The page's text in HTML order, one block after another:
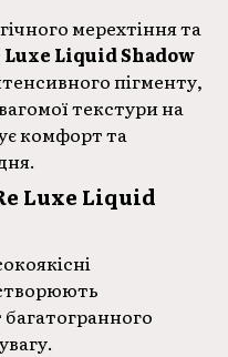
мерехтіння та
Luxe Liquid Shadow
пігменту,
текстури на
комфорт та
Luxe Liquid